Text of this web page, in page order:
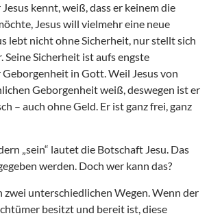
kennt, weiß, dass er keinem die
Jesus will vielmehr eine neue
lebt nicht ohne Sicherheit, nur stellt sich
Seine Sicherheit ist aufs engste
in Gott. Weil Jesus von
Geborgenheit weiß, deswegen ist er
– auch ohne Geld. Er ist ganz frei, ganz
„sein“ lautet die Botschaft Jesu. Das
werden. Doch wer kann das?
zwei unterschiedlichen Wegen. Wenn der
besitzt und bereit ist, diese